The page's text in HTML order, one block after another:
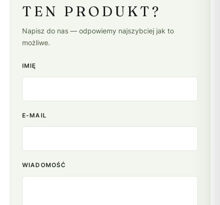
TEN PRODUKT?
Napisz do nas — odpowiemy najszybciej jak to
możliwe.
IMIĘ
E-MAIL
WIADOMOŚĆ